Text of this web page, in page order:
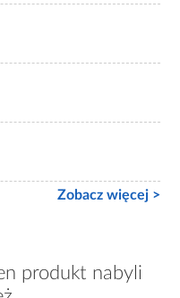
Zobacz więcej >
produkt nabyli